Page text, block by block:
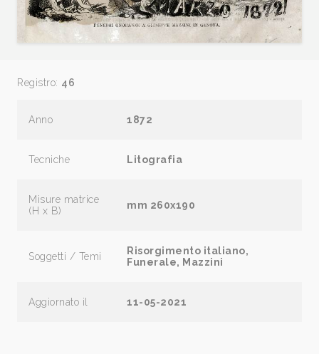
Registro: 46
Anno 1872
Tecniche Litografia
Misure matrice
(H x B)
mm 260x190
Soggetti / Temi
Risorgimento italiano,
Funerale, Mazzini
Aggiornato il 11-05-2021